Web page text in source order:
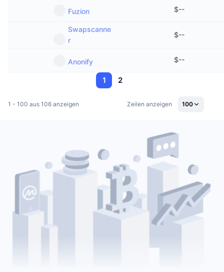
Fuzion $--
Swapscanne
r
$--
Anonify $--
1 2
1 - 100 aus 106 anzeigen Zeilen anzeigen 100